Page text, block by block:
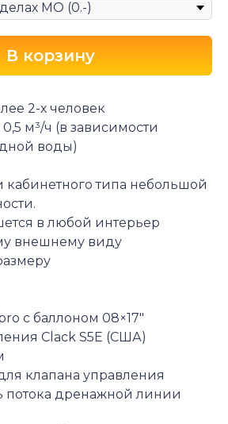
В корзину
2-х человек
м³/ч (в зависимости
воды)
кабинетного типа небольшой
в любой интерьер
внешнему виду
с баллоном 08×17″
Clack S5E (США)
клапана управления
потока дренажной линии